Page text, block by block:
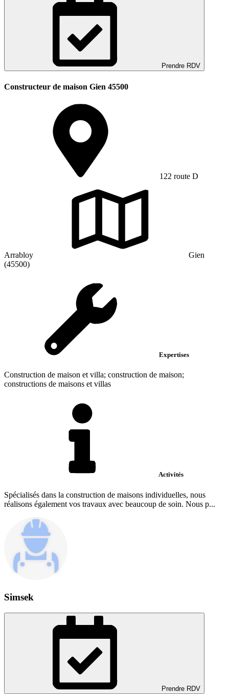
Prendre RDV
Constructeur de maison Gien 45500
122 route D
Arrabloy
Gien
(45500)
Expertises
Construction de maison et villa; construction de maison;
constructions de maisons et villas
Activités
Spécialisés dans la construction de maisons individuelles, nous
réalisons également vos travaux avec beaucoup de soin. Nous p...
Simsek
Prendre RDV